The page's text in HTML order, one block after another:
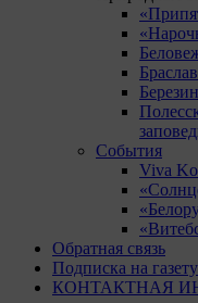
События
Viva
Обратная связь
Подписка на газету
КОНТАКТНАЯ